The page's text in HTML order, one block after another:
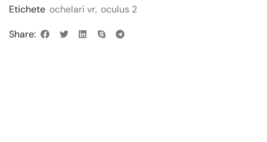
Etichete ochelari vr, oculus 2
Share: